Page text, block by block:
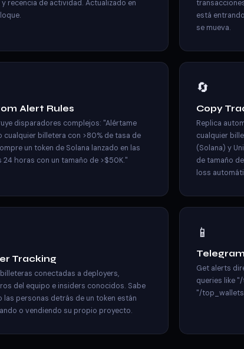
recencia de actividad. Actualizado en
está
se mueva.
Alert Rules
disparadores complejos: "Alértame
cualquier billetera con >80% de tasa de
un token de Solana lanzado en las
24 horas con un tamaño de >$50K."
🔄
Copy
Replica
cualquier
(Solana) y
de tamaño
loss
Tracking
conectadas a deployers,
del equipo e insiders conocidos. Sabe
las personas detrás de un token están
o vendiendo su propio proyecto.
📱
Get alerts
queries like
"/top_wallets